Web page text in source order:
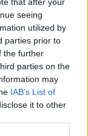
seeing
utilized by
parties prior to
the further
parties on the
may
IAB’s List of
it to other
di
su
e
cielo.